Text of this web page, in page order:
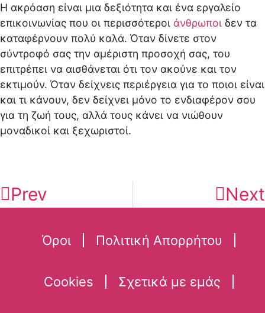
Η ακρόαση είναι μια δεξιότητα και ένα εργαλείο
επικοινωνίας που οι περισσότεροι άνθρωποι δεν τα
καταφέρνουν πολύ καλά. Όταν δίνετε στον
σύντροφό σας την αμέριστη προσοχή σας, του
επιτρέπει να αισθάνεται ότι τον ακούνε και τον
εκτιμούν. Όταν δείχνεις περιέργεια για το ποιοι είναι
και τι κάνουν, δεν δείχνει μόνο το ενδιαφέρον σου
για τη ζωή τους, αλλά τους κάνει να νιώθουν
μοναδικοί και ξεχωριστοί.
Prev Next
Όροι Πολιτική Απορρήτου
Cookies Σχετικά με εμάς